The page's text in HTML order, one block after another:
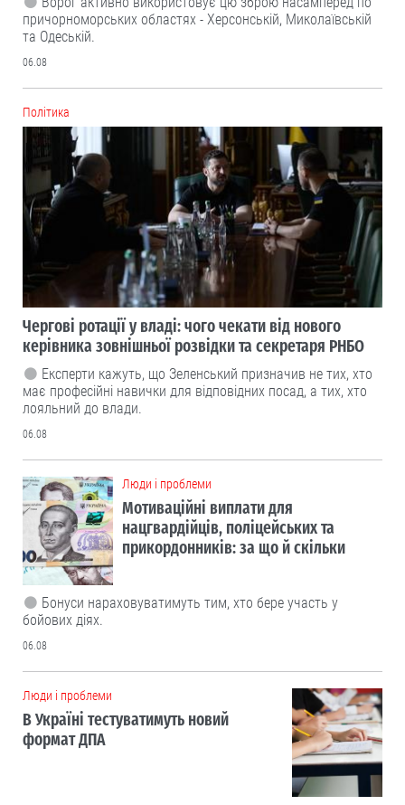
причорноморських областях - Херсонській, Миколаївській
та Одеській.
06.08
Політика
Чергові ротації у владі: чого чекати від нового
керівника зовнішньої розвідки та секретаря РНБО
Експерти кажуть, що Зеленський призначив не тих, хто
має професійні навички для відповідних посад, а тих, хто
лояльний до влади.
06.08
Люди і проблеми
Мотиваційні виплати для
нацгвардійців, поліцейських та
прикордонників: за що й скільки
Бонуси нараховуватимуть тим, хто бере участь у
бойових діях.
06.08
Люди і проблеми
В Україні тестуватимуть новий
формат ДПА